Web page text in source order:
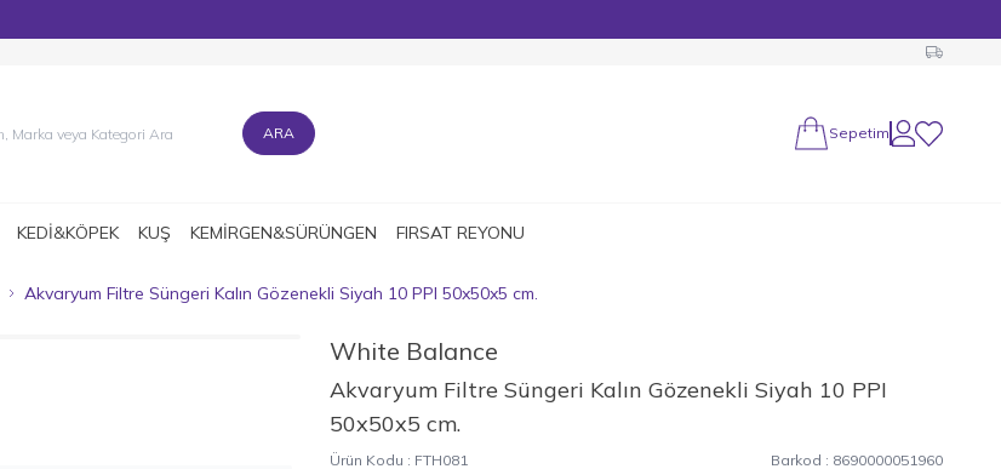
ARA SepetimHesabım
Favorilerim
KEDİ&KÖPEK KUŞ KEMİRGEN&SÜRÜNGEN FIRSAT REYONU
Akvaryum Filtre Süngeri Kalın Gözenekli Siyah 10 PPI 50x50x5 cm.
White Balance
Akvaryum Filtre Süngeri Kalın Gözenekli Siyah 10 PPI
50x50x5 cm.
Ürün Kodu : FTH081 Barkod : 8690000051960